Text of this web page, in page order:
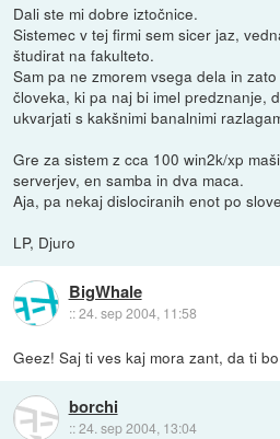
Dali ste mi dobre iztočnice.
Sistemec v tej firmi sem sicer jaz,
študirat na fakulteto.
Sam pa ne zmorem vsega dela in
človeka, ki pa naj bi imel predznanje,
ukvarjati s kakšnimi banalnimi
Gre za sistem z cca 100 win2k/xp
serverjev, en samba in dva maca.
Aja, pa nekaj dislociranih enot po
LP, Djuro
BigWhale
::24. sep 2004, 11:58
Geez! Saj ti ves kaj mora zant, da ti
borchi
::24. sep 2004, 13:04